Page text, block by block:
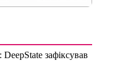
зафіксував